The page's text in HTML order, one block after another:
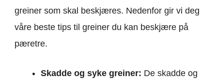
greiner som skal beskjæres. Nedenfor gir vi deg
våre beste tips til greiner du kan beskjære på
pæretre.
Skadde og syke greiner: De skadde og